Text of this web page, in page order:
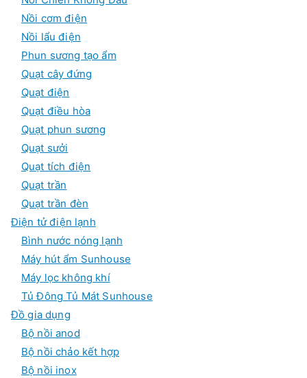
Nồi cơm điện
Nồi lẩu điện
Phun sương tạo ẩm
Quạt cây đứng
Quạt điện
Quạt điều hòa
Quạt phun sương
Quạt sưởi
Quạt tích điện
Quạt trần
Quạt trần đèn
Điện tử điện lạnh
Bình nước nóng lạnh
Máy hút ẩm Sunhouse
Máy lọc không khí
Tủ Đông Tủ Mát Sunhouse
Đồ gia dụng
Bộ nồi anod
Bộ nồi chảo kết hợp
Bộ nồi inox